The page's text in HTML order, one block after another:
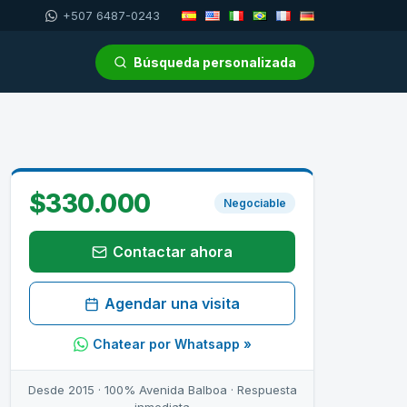
+507 6487-0243
Búsqueda personalizada
$330.000 Negociable
Contactar ahora
Agendar una visita
Chatear por Whatsapp »
Desde 2015 · 100% Avenida Balboa · Respuesta